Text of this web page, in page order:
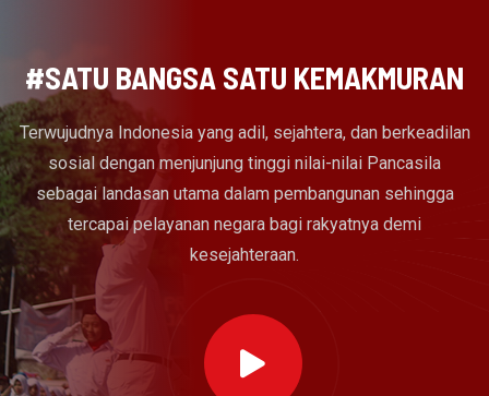
#SATU BANGSA SATU KEMAKMURAN
Terwujudnya Indonesia yang adil, sejahtera, dan berkeadilan
sosial dengan menjunjung tinggi nilai-nilai Pancasila
sebagai landasan utama dalam pembangunan sehingga
tercapai pelayanan negara bagi rakyatnya demi
kesejahteraan.